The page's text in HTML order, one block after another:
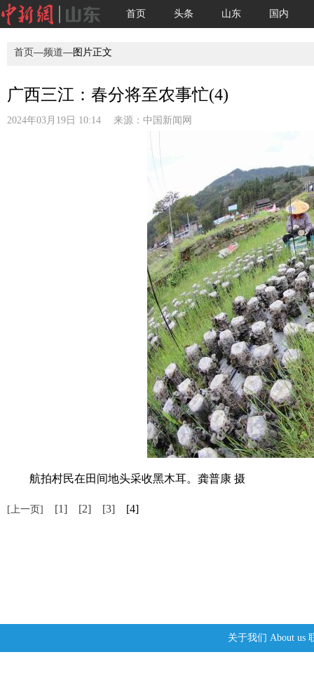
首页 头条 山东 国内
首页—频道—图片正文
广西三江：春分将至农事忙(4)
2024年03月19日 10:14 来源： 中国新闻网
航拍村民在田间地头采收黑木耳。龚普康 摄
[上一页] [1] [2] [3] [4]
关于我们 About us